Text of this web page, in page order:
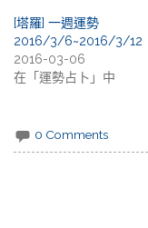
[塔羅] 一週運勢
2016/3/6~2016/3/12
2016-03-06
在「運勢占卜」中
0 Comments